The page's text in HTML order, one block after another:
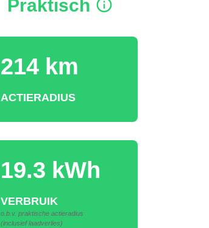
Praktisch
214 km
ACTIERADIUS
19.3 kWh
VERBRUIK
o.b.v. praktische actieradius
(inclusief laadverlies)